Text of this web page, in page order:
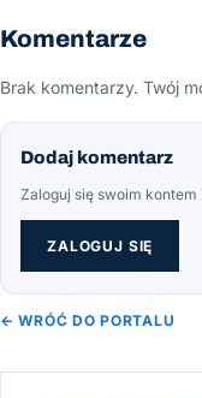
Komentarze
Brak komentarzy. Twój
Dodaj komentarz
Zaloguj się swoim
ZALOGUJ SIĘ
← WRÓĆ DO PORTALU